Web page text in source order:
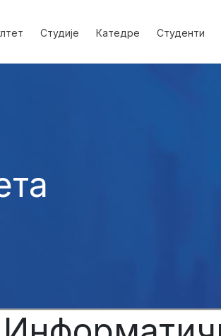
Студије Катедре Студенти